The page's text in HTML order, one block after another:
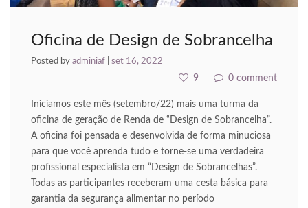
Panel
Panel
Panel
Oku
Oficina de Design de Sobrancelha
Posted by adminiaf set 16, 2022
9 0 comment
Iniciamos este mês (setembro/22) mais uma turma da
oficina de geração de Renda de “Design de Sobrancelha”.
A oficina foi pensada e desenvolvida de forma minuciosa
para que você aprenda tudo e torne-se uma verdadeira
profissional especialista em “Design de Sobrancelhas”.
Todas as participantes receberam uma cesta básica para
garantia da segurança alimentar no período